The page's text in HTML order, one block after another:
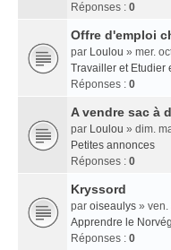
Réponses : 0
Offre d'emploi
par Loulou » mer.
Travailler et Etudier
Réponses : 0
A vendre sac à
par Loulou » dim.
Petites annonces
Réponses : 0
Kryssord
par oiseaulys » ven.
Apprendre le
Réponses : 0